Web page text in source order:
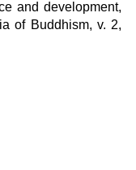
and development,
of Buddhism, v. 2,